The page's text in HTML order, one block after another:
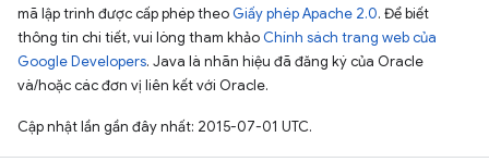
mã lập trình được cấp phép theo Giấy phép Apache 2.0. Để biết
thông tin chi tiết, vui lòng tham khảo Chính sách trang web của
Google Developers. Java là nhãn hiệu đã đăng ký của Oracle
và/hoặc các đơn vị liên kết với Oracle.
Cập nhật lần gần đây nhất: 2015-07-01 UTC.